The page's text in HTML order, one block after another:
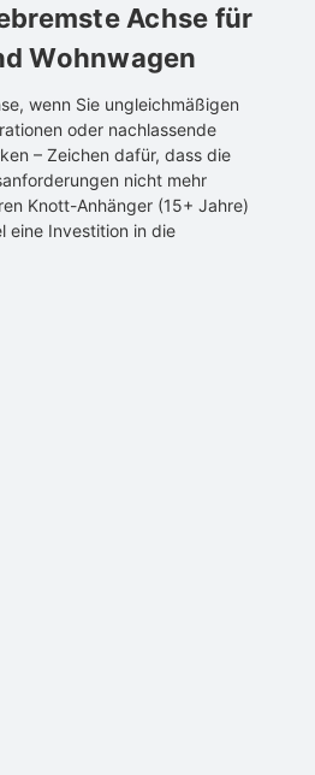
Achse für
Wohnwagen
wenn Sie ungleichmäßigen
oder nachlassende
– Zeichen dafür, dass die
nicht mehr
Knott-Anhänger (15+ Jahre)
eine Investition in die